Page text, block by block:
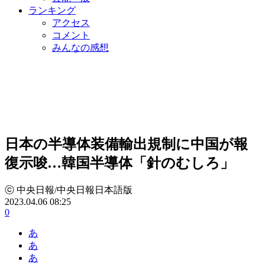
ランキング
アクセス
コメント
みんなの感想
日本の半導体装備輸出規制に中国が報
復示唆…韓国半導体「針のむしろ」
ⓒ 中央日報/中央日報日本語版
2023.04.06 08:25
0
あ
あ
あ